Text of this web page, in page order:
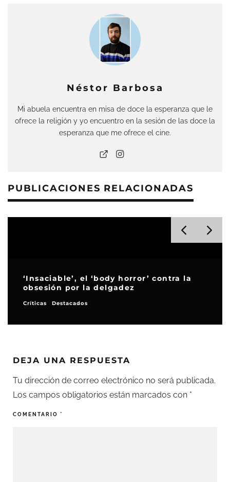
Néstor Barbosa
Mi abuela encuentra en misa de doce la esperanza que le
ofrece la religión y yo encuentro en la sesión de las doce la
esperanza que me ofrece el cine.
PUBLICACIONES RELACIONADAS
‘Insaciable’, el ‘body horror’ contra la
obsesión por la delgadez
Críticas Destacados
DEJA UNA RESPUESTA
Tu dirección de correo electrónico no será publicada.
Los campos obligatorios están marcados con *
COMENTARIO *